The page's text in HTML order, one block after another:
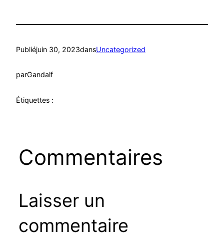
Publiéjuin 30, 2023dansUncategorized
parGandalf
Étiquettes :
Commentaires
Laisser un
commentaire